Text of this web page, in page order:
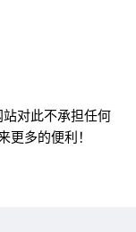
对此不承担任何
多的便利！